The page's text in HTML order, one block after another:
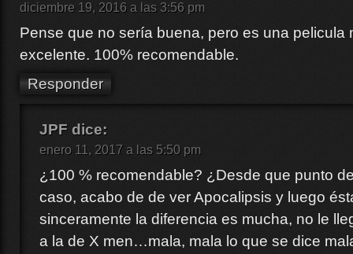
diciembre 19, 2016 a las 3:56 pm
Pense que no sería buena, pero es una pelicula
excelente. 100% recomendable.
Responder
JPF dice:
enero 11, 2017 a las 5:50 pm
¿100 % recomendable? ¿Desde que punto
caso, acabo de de ver Apocalipsis y luego
sinceramente la diferencia es mucha, no le
a la de X men…mala, mala lo que se dice